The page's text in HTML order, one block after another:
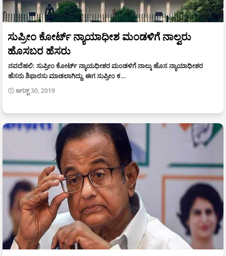
ಸುಪ್ರೀಂ ಕೋರ್ಟ್ ನ್ಯಾಯಾಧೀಶ ಮಂಡಳಿಗೆ ನಾಲ್ವರು
ಹೊಸಬರ ಹೆಸರು
ನವದೆಹಲಿ: ಸುಪ್ರೀಂ ಕೋರ್ಟ್ ನ್ಯಾಯಧೀಶರ ಮಂಡಳಿಗೆ ನಾಲ್ಕು ಹೊಸ ನ್ಯಾಯಾಧೀಶರ
ಹೆಸರು ಶಿಫಾರಸು ಮಾಡಲಾಗಿದ್ದು, ಈಗ ಸುಪ್ರೀಂ ಕ…
ಆಗಸ್ಟ್ 30, 2019